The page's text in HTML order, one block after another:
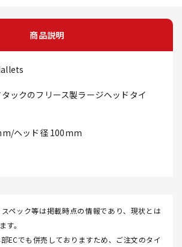
商品説明
ックのフリース製ラージヘッドタイ
ヘッド径 100mm
ペック等は掲載時点の情報であり、現状とは
す。
ECでも併売しておりますため、ご注文のタイ